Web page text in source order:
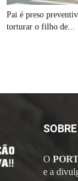
Pai é preso
torturar o filho de...
O
e a